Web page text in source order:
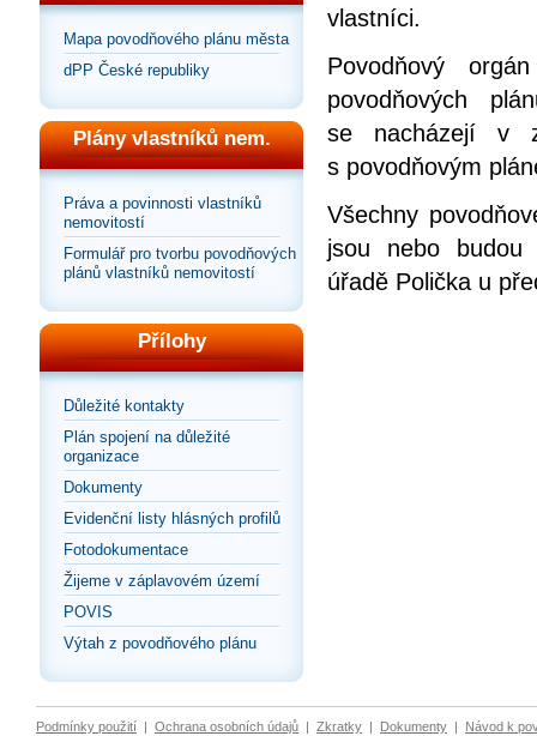
Mapa povodňového plánu města
dPP České republiky
Plány vlastníků nem.
Práva a povinnosti vlastníků
nemovitostí
Formulář pro tvorbu povodňových
plánů vlastníků nemovitostí
Přílohy
Důležité kontakty
Plán spojení na důležité
organizace
Dokumenty
Evidenční listy hlásných profilů
Fotodokumentace
Žijeme v záplavovém území
POVIS
Výtah z povodňového plánu
vlastníci.
Povodňový
povodňových
se nacházejí v
s povodňovým
Všechny
jsou nebo budou
úřadě Polička u
Podmínky použití | Ochrana osobních údajů | Zkratky | Dokumenty | Návod k